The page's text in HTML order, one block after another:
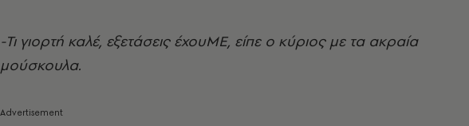
-Τι γιορτή καλέ, εξετάσεις έχουΜΕ, είπε ο κύριος με τα ακραία
μούσκουλα.